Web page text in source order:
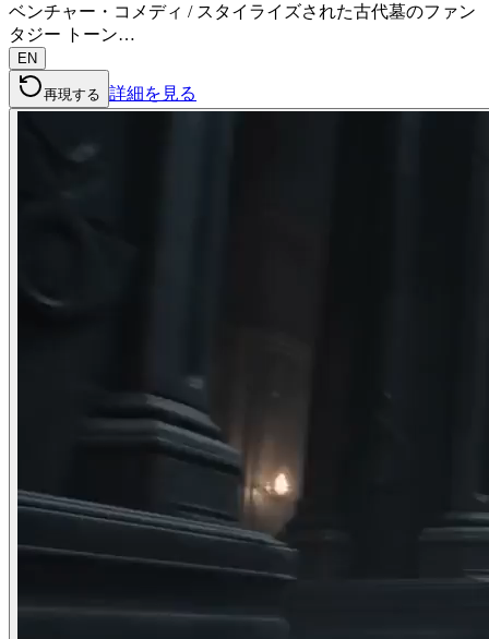
ベンチャー・コメディ / スタイライズされた古代墓のファン
タジー トーン…
EN
再現する 詳細を見る